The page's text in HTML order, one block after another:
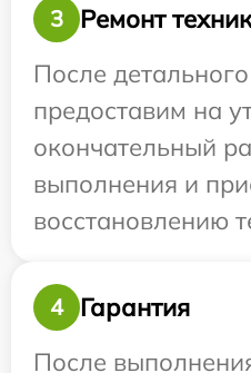
3
Ремонт
После
предоставим на
окончательный
выполнения и
восстановлению
4
Гарантия
После